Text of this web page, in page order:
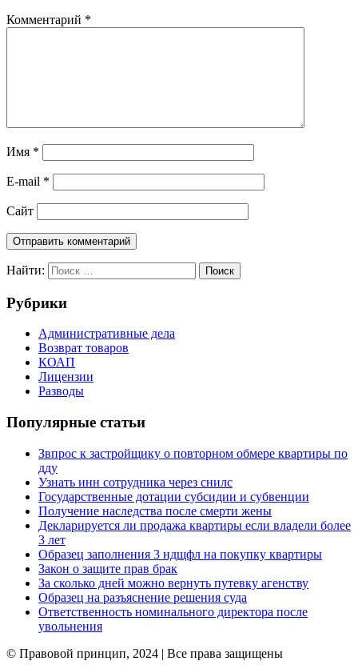
Комментарий *
Имя *
E-mail *
Сайт
Найти: Поиск
Рубрики
Административные дела
Возврат товаров
КОАП
Лицензии
Разводы
Популярные статьи
Звпрос к застройщику о повторном обмере квартиры по
дду
Узнать инн сотрудника через снилс
Государственные дотации субсидии и субвенции
Получение наследства после смерти жены
Декларируется ли продажа квартиры если владели более
3 лет
Образец заполнения 3 ндщфл на покупку квартиры
Закон о защите прав брак
За сколько дней можно вернуть путевку агенству
Образец на разъяснение решения суда
Ответственность номинального директора после
увольнения
© Правовой принцип, 2024 | Все права защищены